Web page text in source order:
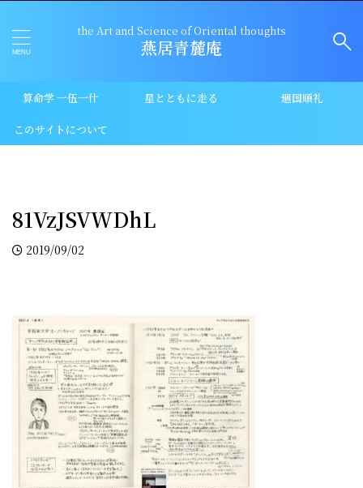
the Art and Science of Oriental thoughts
燕居青麓庵
算命学 一伍一什 星とともに走る 廻国順礼
このサイトについて
81VzJSVWDhL
2019/09/02